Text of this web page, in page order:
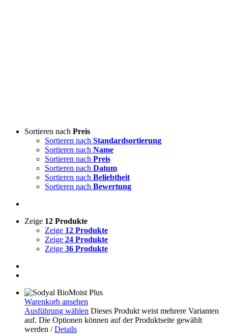
Sortieren nach Preis
Sortieren nach Standardsortierung
Sortieren nach Name
Sortieren nach Preis
Sortieren nach Datum
Sortieren nach Beliebtheit
Sortieren nach Bewertung
Zeige 12 Produkte
Zeige 12 Produkte
Zeige 24 Produkte
Zeige 36 Produkte
Warenkorb ansehen
Ausführung wählen Dieses Produkt weist mehrere Varianten
auf. Die Optionen können auf der Produktseite gewählt
werden / Details